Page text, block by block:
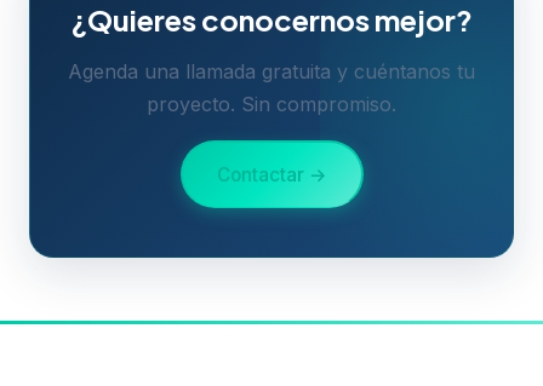
cada sector y municipio.
¿Quieres conocernos mejor?
Agenda una llamada gratuita y cuéntanos tu
proyecto. Sin compromiso.
Contactar →